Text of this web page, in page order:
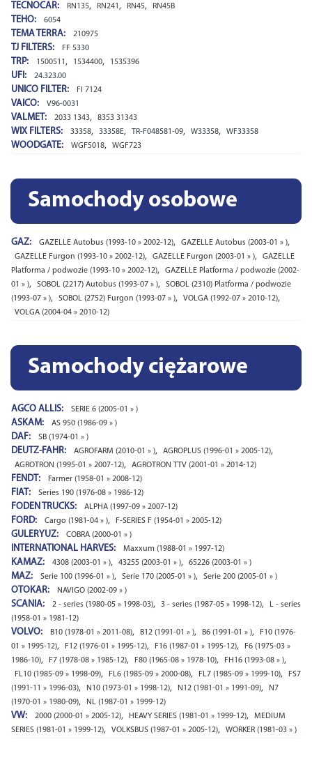
TECNOCAR: RN135, RN241 , RN45, RN45B
TEHO: 6054
TEMA TERRA: 210975
TJ FILTERS: FF 5330
TRP: 1500511 , 1534400, 1535396
UFI: 24.323.00
UNICO FILTER: FI 7124
VAICO: V96-0031
VALMET: 2033 1343, 8353 31343
WIX FILTERS: 33358, 33358E, TR-F048581-09, W33358, WF33358
WOODGATE: WGF5018, WGF723
Samochody osobowe
GAZ: GAZELLE Autobus (1993-10 » 2002-12), GAZELLE Autobus (2003-01 » ),
GAZELLE Furgon (1993-10 » 2002-12), GAZELLE Furgon (2003-01 » ),
GAZELLE
Platforma / podwozie (1993-10 » 2002-12),
GAZELLE Platforma / podwozie (2002-
01 » ), SOBOL (2217) Autobus (1993-07 » ),
SOBOL (2310) Platforma / podwozie
(1993-07 » ), SOBOL (2752) Furgon (1993-07 » ), VOLGA (1992-07 » 2010-12),
VOLGA (2004-04 » 2010-12)
Samochody ciężarowe
AGCO ALLIS: SERIE 6 (2005-01 » )
ASKAM: AS 950 (1986-09 » )
DAF: SB (1974-01 » )
DEUTZ-FAHR: AGROFARM (2010-01 » ), AGROPLUS (1996-01 » 2005-12),
AGROTRON (1995-01 » 2007-12), AGROTRON TTV (2001-01 » 2014-12)
FENDT: Farmer (1958-01 » 2008-12)
FIAT: Series 190 (1976-08 » 1986-12)
FODEN TRUCKS: ALPHA (1997-09 » 2007-12)
FORD: Cargo (1981-04 » ), F-SERIES F (1954-01 » 2005-12)
GULERYUZ: COBRA (2000-01 » )
INTERNATIONAL HARVES: Maxxum (1988-01 » 1997-12)
KAMAZ: 4308 (2003-01 » ), 43255 (2003-01 » ), 65226 (2003-01 » )
MAZ: Serie 100 (1996-01 » ), Serie 170 (2005-01 » ), Serie 200 (2005-01 » )
OTOKAR: NAVIGO (2002-09 » )
SCANIA: 2 - series (1980-05 » 1998-03), 3 - series (1987-05 » 1998-12),
L - series
(1958-01 » 1981-12)
VOLVO: B10 (1978-01 » 2011-08), B12 (1991-01 » ), B6 (1991-01 » ),
F10 (1976-
01 » 1995-12), F12 (1976-01 » 1995-12), F16 (1987-01 » 1995-12),
F6 (1975-03 »
1986-10), F7 (1978-08 » 1985-12), F80 (1965-08 » 1978-10), FH16 (1993-08 » ),
FL10 (1985-09 » 1998-09), FL6 (1985-09 » 2000-08), FL7 (1985-09 » 1999-10),
FS7
(1991-11 » 1996-03), N10 (1973-01 » 1998-12), N12 (1981-01 » 1991-09),
N7
(1970-01 » 1980-09), NL (1987-01 » 1999-12)
VW: 2000 (2000-01 » 2005-12), HEAVY SERIES (1981-01 » 1999-12),
MEDIUM
SERIES (1981-01 » 1999-12), VOLKSBUS (1987-01 » 2005-12), WORKER (1981-03 » )